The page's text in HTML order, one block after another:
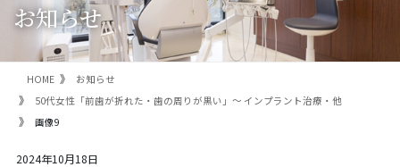
お知らせ
HOME
お知らせ
50代女性「前歯が折れた・歯の周りが黒い」～ インプラント治療・他
画像9
2024年10月18日